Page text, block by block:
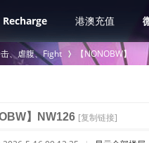
Recharge 港澳充值
、虐腹、Fight
›
【NONOBW】
】NW126 [复制链接]